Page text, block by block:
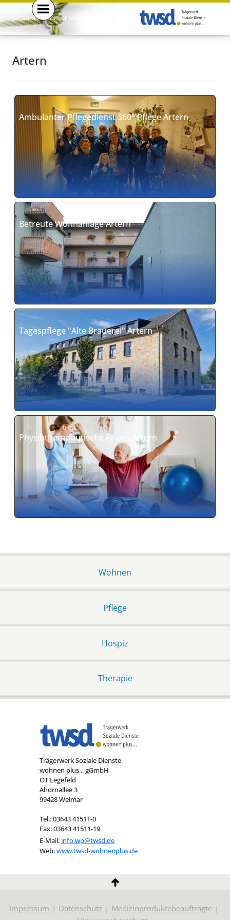
gemeinsam . mehr . erreichen .
Artern
Ambulanter Pflegedienst 360° Pflege Artern
Betreute Wohnanlage Artern
Tagespflege "Alte Brauerei" Artern
Physiotherapeutische Praxis Artern
Wohnen
Pflege
Hospiz
Therapie
Trägerwerk Soziale Dienste
wohnen plus... gGmbH
OT Legefeld
Ahornallee 3
99428 Weimar
Tel.: 03643 41511-0
Fax: 03643 41511-19
E-Mail: info.wp@twsd.de
Web:www.twsd-wohnenplus.de
Impressum Datenschutz
Medizinproduktebeauftragte